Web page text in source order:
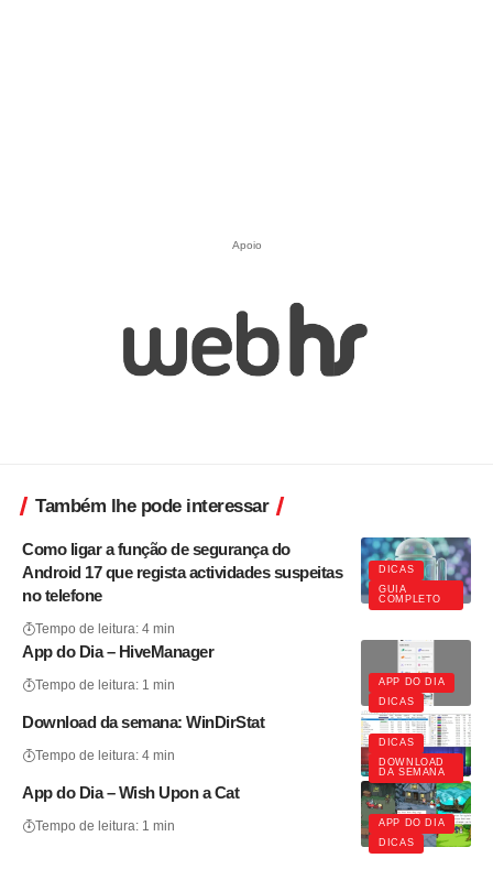
Apoio
Também lhe pode interessar
DICAS
GUIA
COMPLETO
Como ligar a função de segurança do
Android 17 que regista actividades suspeitas
no telefone
Tempo de leitura: 4 min
APP DO DIA
DICAS
App do Dia – HiveManager
Tempo de leitura: 1 min
DICAS
DOWNLOAD
DA SEMANA
Download da semana: WinDirStat
Tempo de leitura: 4 min
APP DO DIA
DICAS
App do Dia – Wish Upon a Cat
Tempo de leitura: 1 min